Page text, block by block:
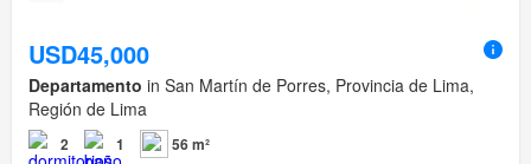
USD45,000
Departamento in San Martín de Porres, Provincia de Lima,
Región de Lima
2 1
56 m²